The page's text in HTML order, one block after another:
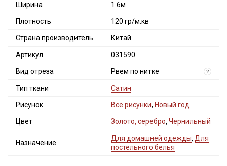
Ширина 1.6м
Плотность 120 гр/м.кв
Страна производитель Китай
Артикул 031590
Вид отреза Рвем по нитке ?
Тип ткани Сатин
Рисунок Все рисунки, Новый год
Цвет Золото, серебро, Чернильный
Назначение
Для домашней одежды, Для
постельного белья
Секретная рассылка от Купава
промокоды и скидки до 30% на узкие
категории тканей
Электронная почта